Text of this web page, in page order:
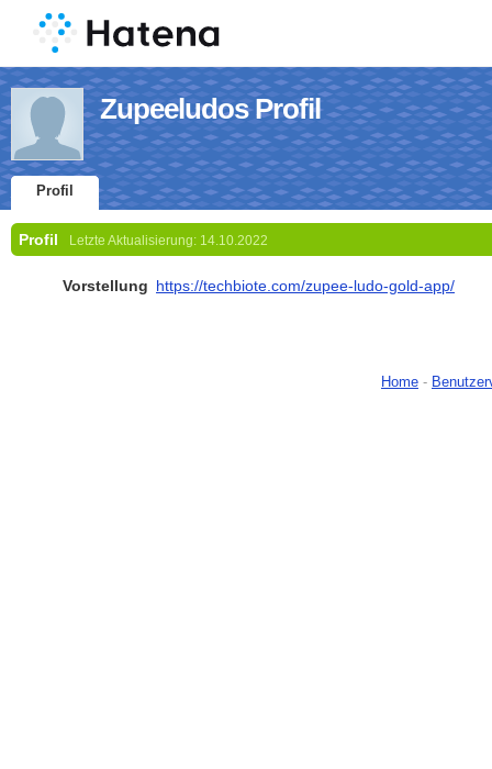
Zupeeludos Profil
Profil
Profil Letzte Aktualisierung: 14.10.2022
Vorstellung https://techbiote.com/zupee-ludo-gold-app/
Home -